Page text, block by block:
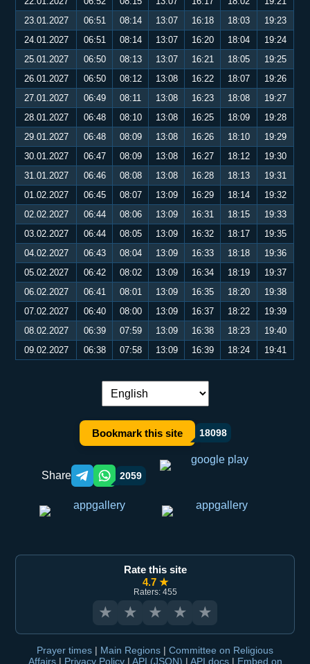
23.01.2027
06:51 08:14 13:07 16:18 18:03
19:23
24.01.2027
06:51 08:14 13:07 16:20 18:04
19:24
25.01.2027
06:50 08:13 13:07 16:21 18:05
19:25
26.01.2027
06:50 08:12 13:08 16:22 18:07
19:26
27.01.2027
06:49 08:11 13:08 16:23 18:08
19:27
28.01.2027
06:48 08:10 13:08 16:25 18:09
19:28
29.01.2027
06:48 08:09 13:08 16:26 18:10
19:29
30.01.2027
06:47 08:09 13:08 16:27 18:12
19:30
31.01.2027
06:46 08:08 13:08 16:28 18:13
19:31
01.02.2027
06:45 08:07 13:09 16:29 18:14
19:32
02.02.2027
06:44 08:06 13:09 16:31 18:15
19:33
03.02.2027
06:44 08:05 13:09 16:32 18:17
19:35
04.02.2027
06:43 08:04 13:09 16:33 18:18
19:36
05.02.2027
06:42 08:02 13:09 16:34 18:19
19:37
06.02.2027
06:41 08:01 13:09 16:35 18:20
19:38
07.02.2027
06:40 08:00 13:09 16:37 18:22
19:39
08.02.2027
06:39 07:59 13:09 16:38 18:23
19:40
09.02.2027
06:38 07:58 13:09 16:39 18:24 19:41
Language switch:
Bookmark this site 18098
Share Telegram orqali ulashish
WhatsApp orqali ulashish
2059
Rate this site
4.7 ★
Raters: 455
★ ★ ★ ★ ★
Prayer times | Main Regions | Committee on Religious
Affairs | Privacy Policy | API (JSON) | API docs | Embed on